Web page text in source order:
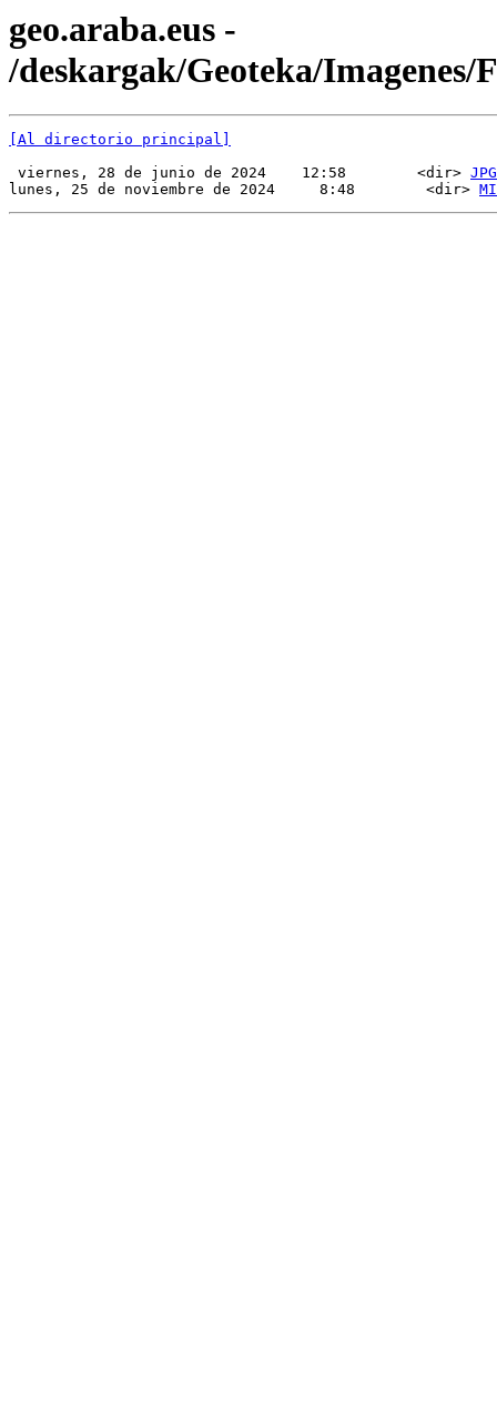
geo.araba.eus -
/deskargak/Geoteka/Imagenes/
[Al directorio principal]
viernes, 28 de junio de 2024    12:58        <dir> JPG
lunes, 25 de noviembre de 2024     8:48        <dir>